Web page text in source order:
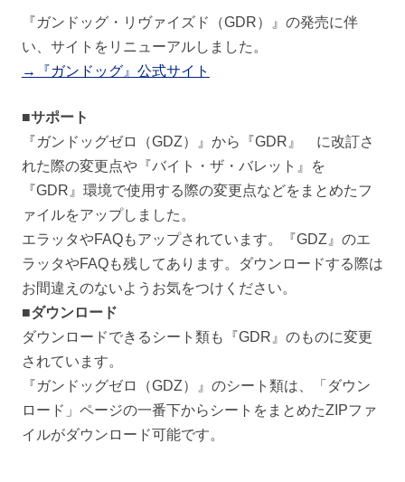
『ガンドッグ・リヴァイズド（GDR）』の発売に伴
い、サイトをリニューアルしました。
→『ガンドッグ』公式サイト
■サポート
『ガンドッグゼロ（GDZ）』から『GDR』 に改訂さ
れた際の変更点や『バイト・ザ・バレット』を
『GDR』環境で使用する際の変更点などをまとめたフ
ァイルをアップしました。
エラッタやFAQもアップされています。『GDZ』のエ
ラッタやFAQも残してあります。ダウンロードする際は
お間違えのないようお気をつけください。
■ダウンロード
ダウンロードできるシート類も『GDR』のものに変更
されています。
『ガンドッグゼロ（GDZ）』のシート類は、「ダウン
ロード」ページの一番下からシートをまとめたZIPファ
イルがダウンロード可能です。